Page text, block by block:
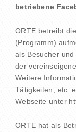
betriebene
ORTE betreibt
(Programm)
als Besucher
der
Weitere
Tätigkeiten, etc.
Webseite unter
ORTE hat als